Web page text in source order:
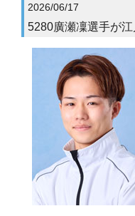
出走表・前日予想PDF
オーミー！フォーユー！
メールマガジン案内
スマートフォンサイト紹介
2026/06/17
5280廣瀬凜選手が